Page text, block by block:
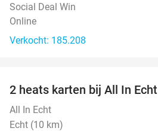
Social Deal Win
Online
Verkocht: 185.208
2 heats karten bij All In Echt
All In Echt
Echt (10 km)